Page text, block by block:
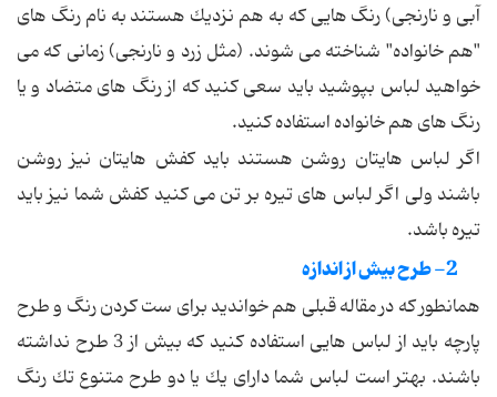
آبی و نارنجی) رنگ هایی كه به هم نزدیك هستند به نام رنگ های
"هم خانواده" شناخته می شوند. (مثل زرد و نارنجی) زمانی كه می
خواهید لباس بپوشید باید سعی كنید كه از رنگ های متضاد و یا
رنگ های هم خانواده استفاده كنید.
اگر لباس هایتان روشن هستند باید كفش هایتان نیز روشن
باشند ولی اگر لباس های تیره بر تن می كنید كفش شما نیز باید
تیره باشد.
2- طرح بیش از اندازه
همانطور كه در مقاله قبلی هم خواندید برای ست كردن رنگ و طرح
پارچه باید از لباس هایی استفاده كنید كه بیش از 3 طرح نداشته
باشند. بهتر است لباس شما دارای یك یا دو طرح متنوع تك رنگ